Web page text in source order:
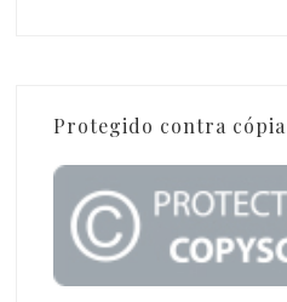
Protegido contra cópia